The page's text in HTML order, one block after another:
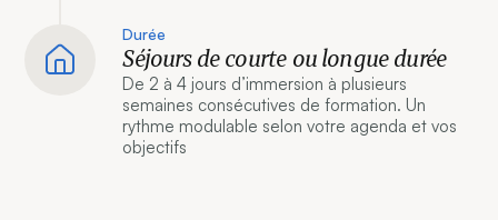
Durée
Séjours de courte ou longue durée
De 2 à 4 jours d’immersion à plusieurs
semaines consécutives de formation. Un
rythme modulable selon votre agenda et vos
objectifs